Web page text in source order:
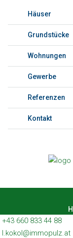
Häuser
Grundstücke
Wohnungen
Gewerbe
Referenzen
Kontakt
+43 660 833 44 88
l.kokol@immopulz.at